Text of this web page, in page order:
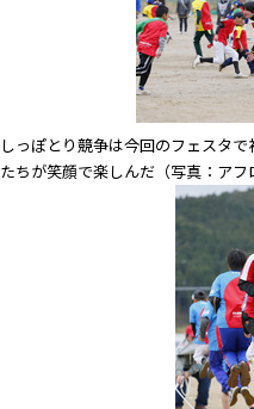
しっぽとり競争は今回のフェスタ
たちが笑顔で楽しんだ（写真：アフ